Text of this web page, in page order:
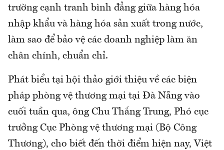
trường cạnh tranh bình đẳng giữa hàng hóa
nhập khẩu và hàng hóa sản xuất trong nước,
làm sao để bảo vệ các doanh nghiệp làm ăn
chân chính, chuẩn chỉ.
Phát biểu tại hội thảo giới thiệu về các biện
pháp phòng vệ thương mại tại Đà Nẵng vào
cuối tuần qua, ông Chu Thắng Trung, Phó cục
trưởng Cục Phòng vệ thương mại (Bộ Công
Thương), cho biết đến thời điểm hiện nay, Việt